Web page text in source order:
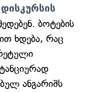
ბოტების
ხდება, რაც
ანგარიშს